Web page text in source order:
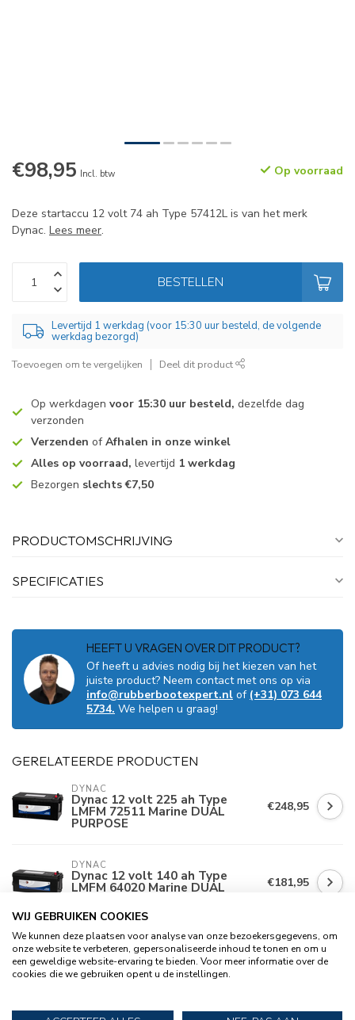
€98,95 Incl. btw Op voorraad
Deze startaccu 12 volt 74 ah Type 57412L is van het merk
Dynac. Lees meer.
BESTELLEN
Levertijd 1 werkdag (voor 15:30 uur besteld, de volgende
werkdag bezorgd)
Toevoegen om te vergelijken Deel dit product
Op werkdagen voor 15:30 uur besteld, dezelfde dag
verzonden
Verzenden ofAfhalen in onze winkel
Alles op voorraad, levertijd 1 werkdag
Bezorgen slechts €7,50
PRODUCTOMSCHRIJVING
SPECIFICATIES
HEEFT U VRAGEN OVER DIT PRODUCT?
Of heeft u advies nodig bij het kiezen van het
juiste product? Neem contact met ons op via
info@rubberbootexpert.nl of (+31) 073 644
5734. We helpen u graag!
GERELATEERDE PRODUCTEN
DYNAC
Dynac 12 volt 225 ah Type
LMFM 72511 Marine DUAL
PURPOSE
€248,95
DYNAC
Dynac 12 volt 140 ah Type
LMFM 64020 Marine DUAL €181,95
DYNAC
Dynac 12 volt 180 ah Type
LMFM 68034 Marine DUAL
PURPOSE
€215,95
DYNAC
WIJ GEBRUIKEN COOKIES
We kunnen deze plaatsen voor analyse van onze bezoekersgegevens, om
onze website te verbeteren, gepersonaliseerde inhoud te tonen en om u
een geweldige website-ervaring te bieden. Voor meer informatie over de
cookies die we gebruiken opent u de instellingen.